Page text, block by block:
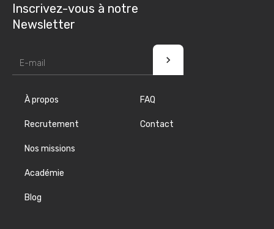
Inscrivez-vous à notre
Newsletter
À propos
Recrutement
Nos missions
Académie
Blog
FAQ
Contact